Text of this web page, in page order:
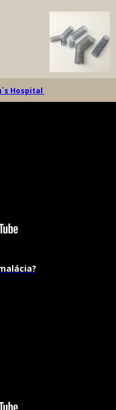
Hospital